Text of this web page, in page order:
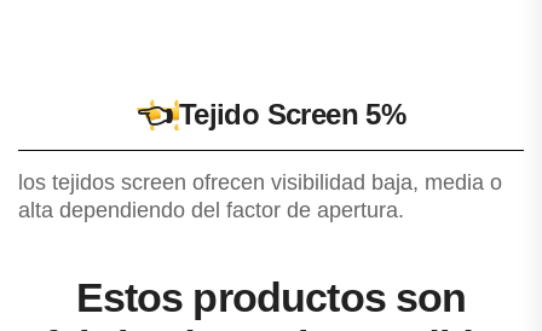
👈Tejido Screen 5%
los tejidos screen ofrecen visibilidad baja, media o
alta dependiendo del factor de apertura.
Estos productos son